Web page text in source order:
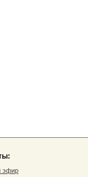
эфир